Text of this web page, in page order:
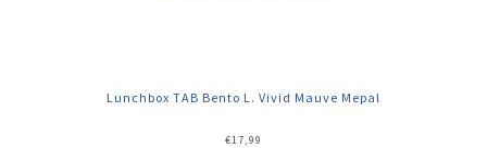
Lunchbox TAB Bento L. Vivid Mauve Mepal
€17,99